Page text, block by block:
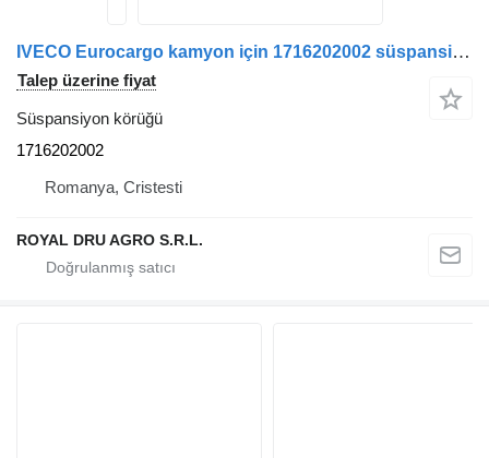
IVECO Eurocargo kamyon için 1716202002 süspansiyon körüğü
Talep üzerine fiyat
Süspansiyon körüğü
1716202002
Romanya, Cristesti
ROYAL DRU AGRO S.R.L.